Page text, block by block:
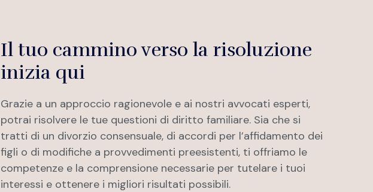
Il tuo cammino verso la risoluzione
inizia qui
Grazie a un approccio ragionevole e ai nostri avvocati esperti,
potrai risolvere le tue questioni di diritto familiare. Sia che si
tratti di un divorzio consensuale, di accordi per l’affidamento dei
figli o di modifiche a provvedimenti preesistenti, ti offriamo le
competenze e la comprensione necessarie per tutelare i tuoi
interessi e ottenere i migliori risultati possibili.